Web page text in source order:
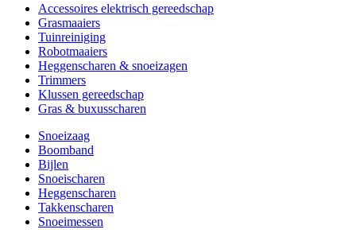
Accessoires elektrisch gereedschap
Grasmaaiers
Tuinreiniging
Robotmaaiers
Heggenscharen & snoeizagen
Trimmers
Klussen gereedschap
Gras & buxusscharen
Snoeizaag
Boomband
Bijlen
Snoeischaren
Heggenscharen
Takkenscharen
Snoeimessen